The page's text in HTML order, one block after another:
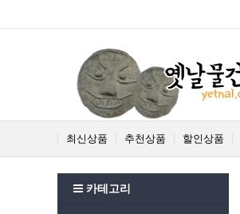
최신상품 추천상품 할인상품
카테고리